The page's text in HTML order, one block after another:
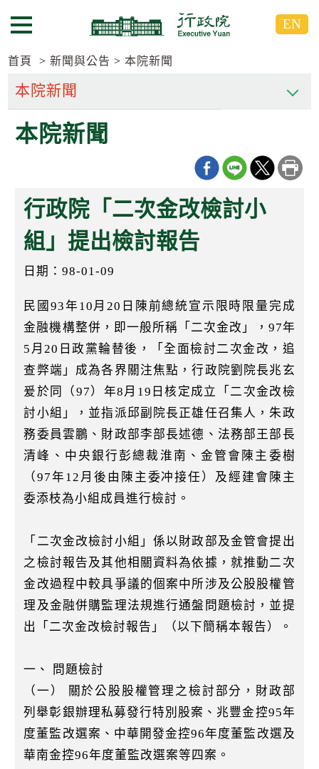
到
要
區
到
要
區
選單按鈕 EN
首頁 新聞與公告 本院新聞
本院新聞
行政院「二次金改檢討小
組」提出檢討報告
日期：98-01-09
民國93年10月20日陳前總統宣示限時限量完成
金融機構整併，即一般所稱「二次金改」，97年
5月20日政黨輪替後，「全面檢討二次金改，追
查弊端」成為各界關注焦點，行政院劉院長兆玄
爰於同（97）年8月19日核定成立「二次金改檢
討小組」，並指派邱副院長正雄任召集人，朱政
務委員雲鵬、財政部李部長述德、法務部王部長
清峰、中央銀行彭總裁淮南、金管會陳主委樹
（97年12月後由陳主委冲接任）及經建會陳主
委添枝為小組成員進行檢討。
「二次金改檢討小組」係以財政部及金管會提出
之檢討報告及其他相關資料為依據，就推動二次
金改過程中較具爭議的個案中所涉及公股股權管
理及金融併購監理法規進行通盤問題檢討，並提
出「二次金改檢討報告」（以下簡稱本報告）。
一、 問題檢討
（一） 關於公股股權管理之檢討部分，財政部
列舉彰銀辦理私募發行特別股案、兆豐金控95年
度董監改選案、中華開發金控96年度董監改選及
華南金控96年度董監改選案等四案。